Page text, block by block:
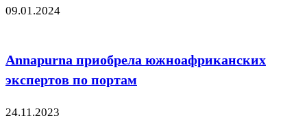
09.01.2024
Annapurna приобрела южноафриканских
экспертов по портам
24.11.2023